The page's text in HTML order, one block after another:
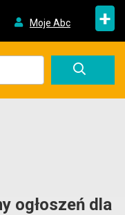
Moje Abc +
ogłoszeń dla